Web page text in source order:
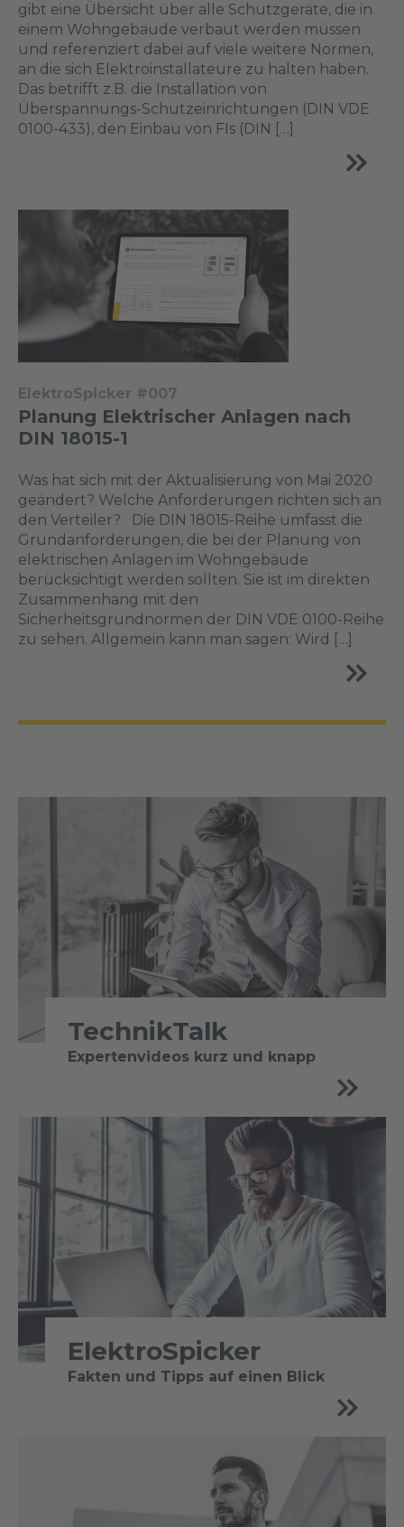
gibt eine Übersicht über alle Schutzgeräte, die in
einem Wohngebäude verbaut werden müssen
und referenziert dabei auf viele weitere Normen,
an die sich Elektroinstallateure zu halten haben.
Das betrifft z.B. die Installation von
Überspannungs-Schutzeinrichtungen (DIN VDE
0100-433), den Einbau von FIs (DIN […]
ElektroSpicker #007
Planung Elektrischer Anlagen nach
DIN 18015-1
Was hat sich mit der Aktualisierung von Mai 2020
geändert? Welche Anforderungen richten sich an
den Verteiler? Die DIN 18015-Reihe umfasst die
Grundanforderungen, die bei der Planung von
elektrischen Anlagen im Wohngebäude
berücksichtigt werden sollten. Sie ist im direkten
Zusammenhang mit den
Sicherheitsgrundnormen der DIN VDE 0100-Reihe
zu sehen. Allgemein kann man sagen: Wird […]
TechnikTalk
Expertenvideos kurz und knapp
ElektroSpicker
Fakten und Tipps auf einen Blick